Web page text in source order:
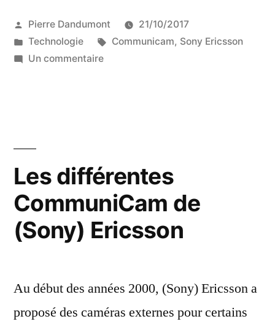
Publié
par
Pierre Dandumont
21/10/2017
Publié
dans
Technologie Étiquettes :
Communicam, Sony Ericsson
Un commentairesur
Bluetooth
Les différentes
CommuniCam de
(Sony) Ericsson
Au début des années 2000, (Sony) Ericsson a
proposé des caméras externes pour certains